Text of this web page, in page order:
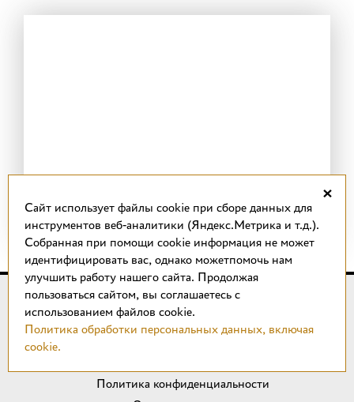
© 2018 – 2026 КОТТО design
Магазин качественной плитки, светильников, напольных
покрытий и сантехники.
Политика конфиденциальности
×
Cайт использует файлы cookie при сборе данных для
инструментов веб-аналитики (Яндекс.Метрика и т.д.).
Собранная при помощи cookie информация не может
идентифицировать вас, однако можетпомочь нам
улучшить работу нашего сайта. Продолжая
пользоваться сайтом, вы соглашаетесь с
использованием файлов cookie.
Политика обработки персональных данных, включая
cookie.